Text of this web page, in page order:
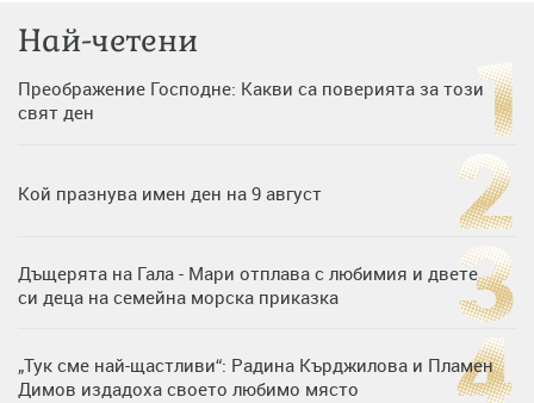
Най-четени
Преображение Господне: Какви са поверията за този
свят ден
Кой празнува имен ден на 9 август
Дъщерята на Гала - Мари отплава с любимия и двете
си деца на семейна морска приказка
„Тук сме най-щастливи“: Радина Кърджилова и Пламен
Димов издадоха своето любимо място